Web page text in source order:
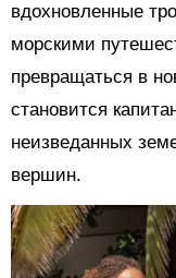
вдохновленные
морскими
превращаться в
становится
неизведанных
вершин.